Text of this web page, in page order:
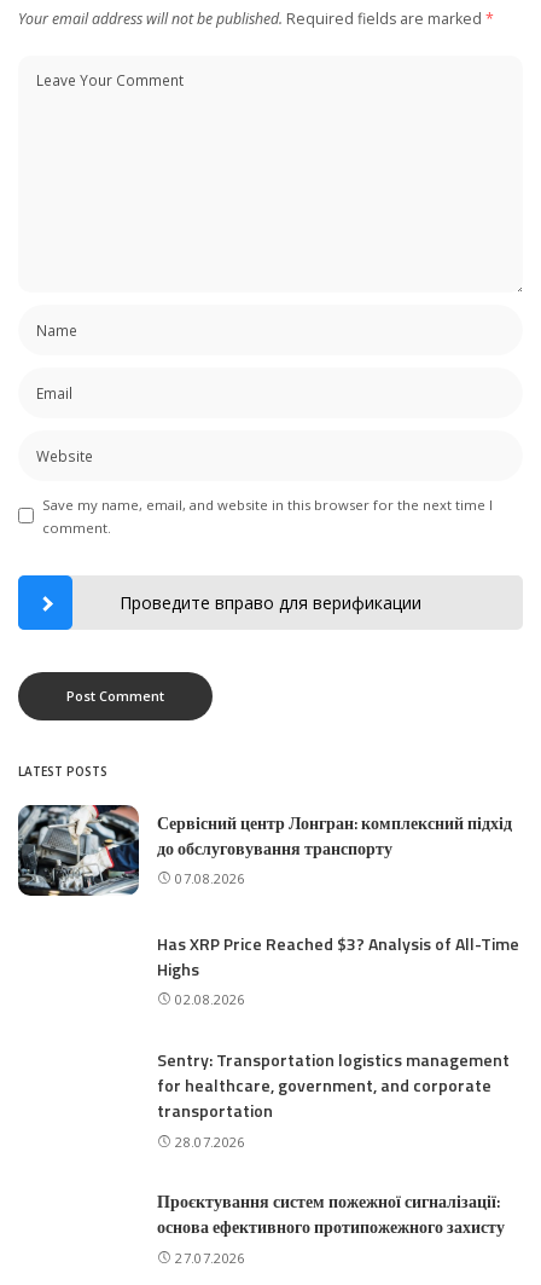
Your email address will not be published. Required fields are marked *
Save my name, email, and website in this browser for the next time I
comment.
Проведите вправо для верификации
LATEST POSTS
Сервісний центр Лонгран: комплексний підхід
до обслуговування транспорту
07.08.2026
Has XRP Price Reached $3? Analysis of All-Time
Highs
02.08.2026
Sentry: Transportation logistics management
for healthcare, government, and corporate
transportation
28.07.2026
Проєктування систем пожежної сигналізації:
основа ефективного протипожежного захисту
27.07.2026